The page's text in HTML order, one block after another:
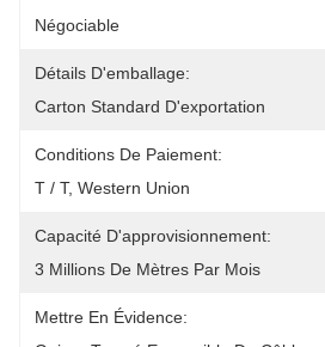
Négociable
Détails D'emballage:
Carton Standard D'exportation
Conditions De Paiement:
T / T, Western Union
Capacité D'approvisionnement:
3 Millions De Mètres Par Mois
Mettre En Évidence: